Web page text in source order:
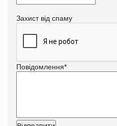
Захист від спаму
Повідомлення*